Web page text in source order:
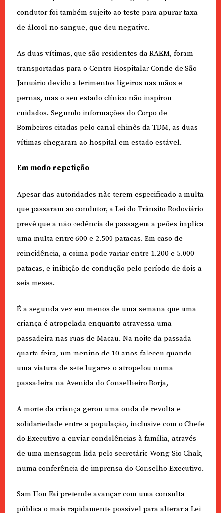
condutor foi também sujeito ao teste para apurar taxa
de álcool no sangue, que deu negativo.
As duas vítimas, que são residentes da RAEM, foram
transportadas para o Centro Hospitalar Conde de São
Januário devido a ferimentos ligeiros nas mãos e
pernas, mas o seu estado clínico não inspirou
cuidados. Segundo informações do Corpo de
Bombeiros citadas pelo canal chinês da TDM, as duas
vítimas chegaram ao hospital em estado estável.
Em modo repetição
Apesar das autoridades não terem especificado a multa
que passaram ao condutor, a Lei do Trânsito Rodoviário
prevê que a não cedência de passagem a peões implica
uma multa entre 600 e 2.500 patacas. Em caso de
reincidência, a coima pode variar entre 1.200 e 5.000
patacas, e inibição de condução pelo período de dois a
seis meses.
É a segunda vez em menos de uma semana que uma
criança é atropelada enquanto atravessa uma
passadeira nas ruas de Macau. Na noite da passada
quarta-feira, um menino de 10 anos faleceu quando
uma viatura de sete lugares o atropelou numa
passadeira na Avenida do Conselheiro Borja,
A morte da criança gerou uma onda de revolta e
solidariedade entre a população, inclusive com o Chefe
do Executivo a enviar condolências à família, através
de uma mensagem lida pelo secretário Wong Sio Chak,
numa conferência de imprensa do Conselho Executivo.
Sam Hou Fai pretende avançar com uma consulta
pública o mais rapidamente possível para alterar a Lei